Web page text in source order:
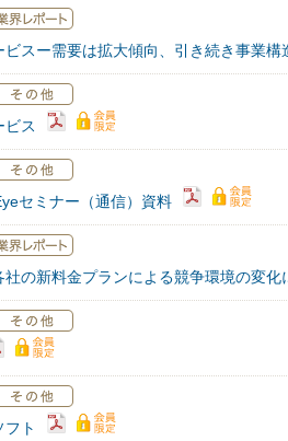
ビスー需要は拡大傾向、引き続き事業
ビス
セミナー（通信）資料
社の新料金プランによる競争環境の変
フト